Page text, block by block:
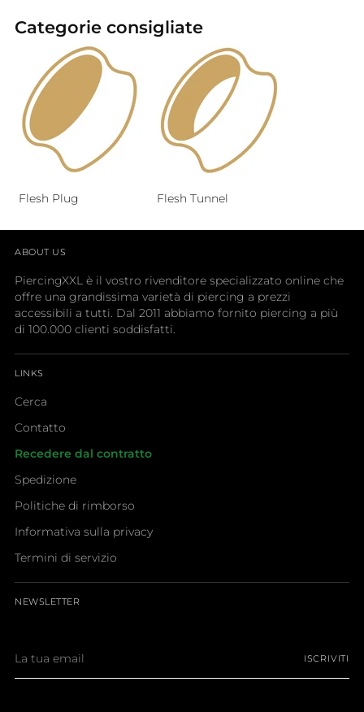
Categorie consigliate
Flesh Plug Flesh Tunnel
ABOUT US
PiercingXXL è il vostro rivenditore specializzato online che
offre una grandissima varietà di piercing a prezzi
accessibili a tutti. Dal 2011 abbiamo fornito piercing a più
di 100.000 clienti soddisfatti.
LINKS
Cerca
Contatto
Recedere dal contratto
Spedizione
Politiche di rimborso
Informativa sulla privacy
Termini di servizio
NEWSLETTER
tua
email
ISCRIVITI